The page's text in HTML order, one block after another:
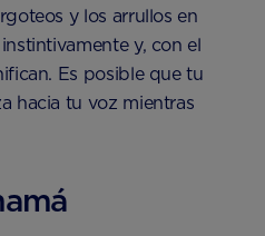
y los arrullos en
y, con el
Es posible que tu
hacia tu voz mientras